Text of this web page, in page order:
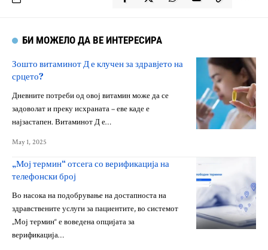
БИ МОЖЕЛО ДА ВЕ ИНТЕРЕСИРА
Зошто витаминот Д е клучен за здравјето на
срцето?
Дневните потреби од овој витамин може да се
задоволат и преку исхраната – еве каде е
најзастапен. Витаминот Д е…
May 1, 2025
„Мој термин“ отсега со верификација на
телефонски број
Во насока на подобрување на достапноста на
здравствените услуги за пациентите, во системот
„Мој термин“ е воведена опцијата за
верификација…